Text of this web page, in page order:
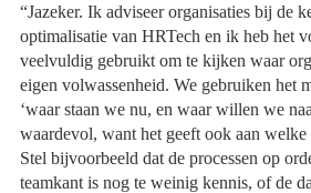
“Jazeker. Ik adviseer organisaties bij de
optimalisatie van HRTech en ik heb het
veelvuldig gebruikt om te kijken waar
eigen volwassenheid. We gebruiken het
‘waar staan we nu, en waar willen we
waardevol, want het geeft ook aan welke
Stel bijvoorbeeld dat de processen op
teamkant is nog te weinig kennis, of de